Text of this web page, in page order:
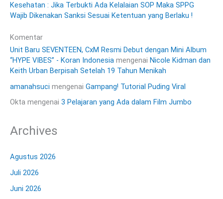
Kesehatan : Jika Terbukti Ada Kelalaian SOP Maka SPPG
Wajib Dikenakan Sanksi Sesuai Ketentuan yang Berlaku !
Komentar
Unit Baru SEVENTEEN, CxM Resmi Debut dengan Mini Album
“HYPE VIBES” - Koran Indonesia mengenai Nicole Kidman dan
Keith Urban Berpisah Setelah 19 Tahun Menikah
amanahsuci mengenai Gampang! Tutorial Puding Viral
Okta mengenai 3 Pelajaran yang Ada dalam Film Jumbo
Archives
Agustus 2026
Juli 2026
Juni 2026